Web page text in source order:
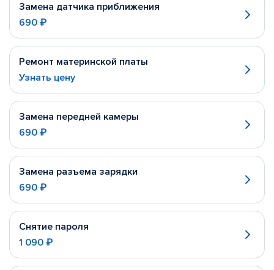
Замена датчика приближения
690 ₽
Ремонт материнской платы
Узнать цену
Замена передней камеры
690 ₽
Замена разъема зарядки
690 ₽
Снятие пароля
1 090 ₽